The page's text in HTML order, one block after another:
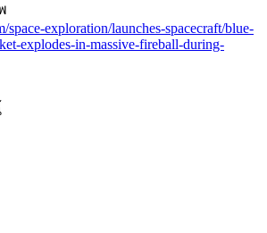
space-exploration/launches-spacecraft/blue-
explodes-in-massive-fireball-during-